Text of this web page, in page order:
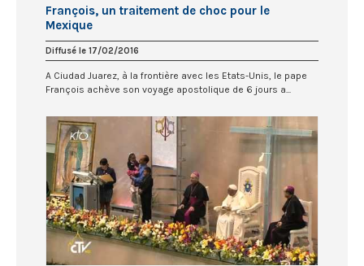
François, un traitement de choc pour le
Mexique
Diffusé le 17/02/2016
A Ciudad Juarez, à la frontière avec les Etats-Unis, le pape
François achève son voyage apostolique de 6 jours a...